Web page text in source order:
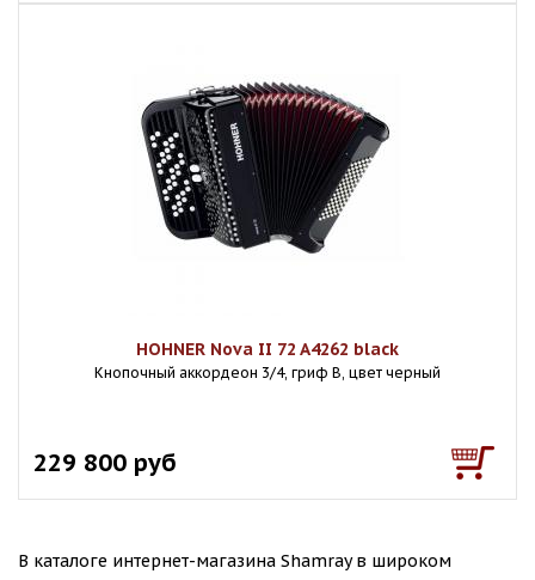
HOHNER Nova II 72 A4262 black
Кнопочный аккордеон 3/4, гриф B, цвет черный
229 800 руб
В каталоге интернет-магазина Shamray в широком